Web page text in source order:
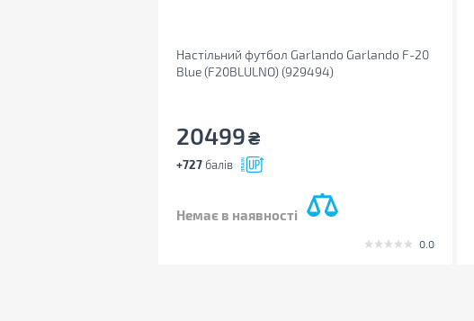
Настільний футбол Garlando Garlando F-20
Blue (F20BLULNO) (929494)
20499₴
+727 балів
Немає в наявності
0.0